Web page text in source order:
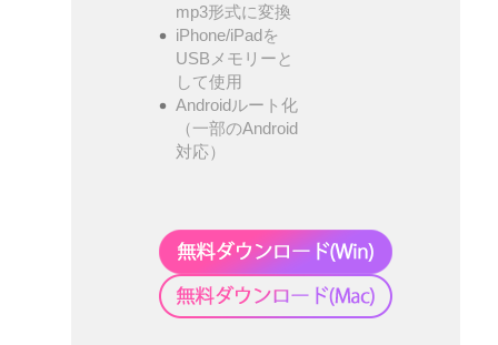
mp3形式に変換
iPhone/iPadを
USBメモリーと
して使用
Androidルート化
（一部のAndroid
対応）